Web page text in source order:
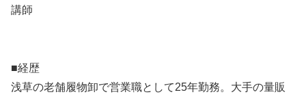
講師
■経歴
浅草の老舗履物卸で営業職として25年勤務。大手の量販